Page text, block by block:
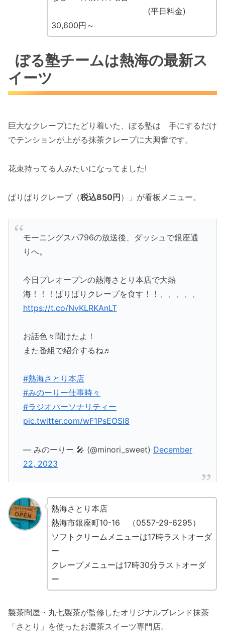
(平日料金)
30,600円～
ぼる塾チームは熱海の最新ス
イーツ
巨大なクレープにたどり着いた、ぼる塾は 手にするだけ
でテンションが上がる抹茶クレープに大興奮です。
花束持ってる人みたいになってました!
ぱりぱりクレープ（税込850円）」が看板メニュー。
モーニングスパ796の放送後、ダッシュで銀座通
りへ。
今日プレオープンの熱海さとり本店で大熱
海！！！ぱりぱりクレープを食す！！、、、、、
https://t.co/NvKLRKAnLT
お話色々聞けたよ！
また番組で紹介するね♬
#熱海さとり本店
#みのーりー仕事時々
#ラジオパーソナリティー
pic.twitter.com/wF1PsEOSl8
— みのーりー 🎤 (@minori_sweet) December
22, 2023
熱海さとり本店
熱海市銀座町10-16 （0557-29-6295）
ソフトクリームメニューは17時ラストオーダ
ー
クレープメニューは17時30分ラストオーダ
ー
製茶問屋・丸七製茶が監修したオリジナルブレンド抹茶
「さとり」を使ったお濃茶スイーツ専門店。